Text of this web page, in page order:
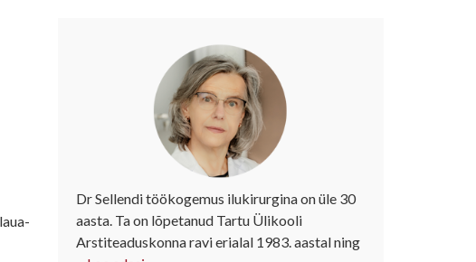
Dr Sellendi töökogemus ilukirurgina on üle 30
aasta. Ta on lõpetanud Tartu Ülikooli
Arstiteaduskonna ravi erialal 1983. aastal ning